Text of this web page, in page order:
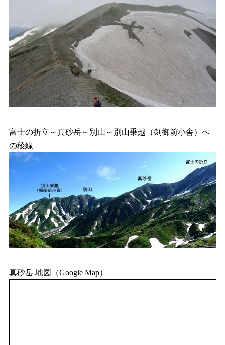
富士の折立～真砂岳～別山～別山乗越（剣御前小舎）へ
の稜線
真砂岳 地図（Google Map）